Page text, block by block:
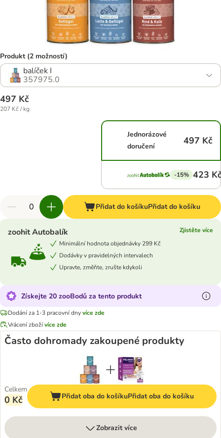
Produkt (2 možností)
balíček I
357975.0
497 Kč
207 Kč / kg
Jednorázové
doručení
497 Kč
-15% 423
Přidat do košíkuPřidat do košíku
zoohit Autobalík
Zjistěte více
Minimální hodnota objednávky 299 Kč
Dodávky v pravidelných intervalech
Upravte, změňte, zrušte kdykoli
Získejte 20 zooBodů za tento produkt
Dodání za 1-3 pracovní dnyvíce zde
Vrácení zbožívíce zde
Často dohromady zakoupené produkty
Celkem
0 Kč Přidat oba do košíkuPřidat oba do košíku
Zobrazit více